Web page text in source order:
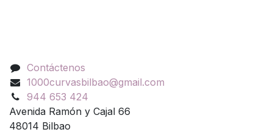
Contáctenos
1000curvasbilbao@gmail.com
944 653 424
Avenida Ramón y Cajal 66
48014 Bilbao